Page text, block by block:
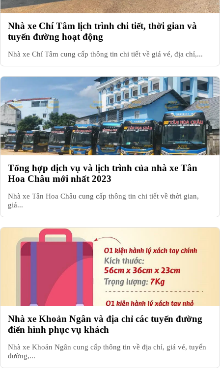
Nhà xe Chí Tâm lịch trình chi tiết, thời gian và
tuyến đường hoạt động
Nhà xe Chí Tâm cung cấp thông tin chi tiết về giá vé, địa chỉ,...
Tổng hợp dịch vụ và lịch trình của nhà xe Tân
Hoa Châu mới nhất 2023
Nhà xe Tân Hoa Châu cung cấp thông tin chi tiết về thời gian,
giá...
Nhà xe Khoản Ngân và địa chỉ các tuyến đường
điển hình phục vụ khách
Nhà xe Khoản Ngân cung cấp thông tin về địa chỉ, giá vé, tuyến
đường,...